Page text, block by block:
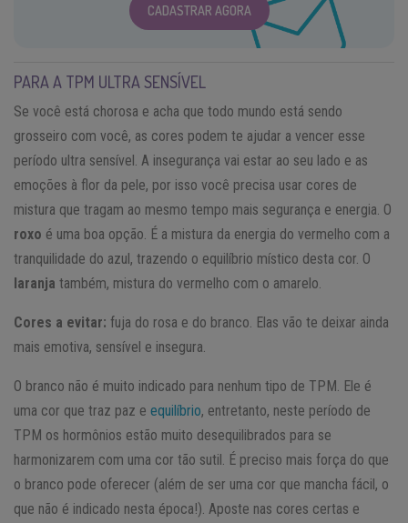
CADASTRAR AGORA
PARA A TPM ULTRA SENSÍVEL
Se você está chorosa e acha que todo mundo está sendo
grosseiro com você, as cores podem te ajudar a vencer esse
período ultra sensível. A insegurança vai estar ao seu lado e as
emoções à flor da pele, por isso você precisa usar cores de
mistura que tragam ao mesmo tempo mais segurança e energia. O
roxo é uma boa opção. É a mistura da energia do vermelho com a
tranquilidade do azul, trazendo o equilíbrio místico desta cor. O
laranja também, mistura do vermelho com o amarelo.
Cores a evitar: fuja do rosa e do branco. Elas vão te deixar ainda
mais emotiva, sensível e insegura.
O branco não é muito indicado para nenhum tipo de TPM. Ele é
uma cor que traz paz e equilíbrio, entretanto, neste período de
TPM os hormônios estão muito desequilibrados para se
harmonizarem com uma cor tão sutil. É preciso mais força do que
o branco pode oferecer (além de ser uma cor que mancha fácil, o
que não é indicado nesta época!). Aposte nas cores certas e